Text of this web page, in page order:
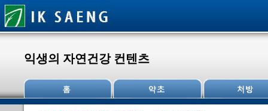
익생의 자연건강 컨텐츠